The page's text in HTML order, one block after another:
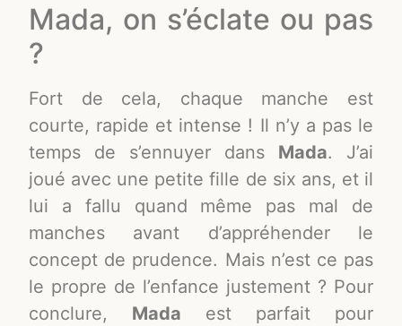
Mada, on s’éclate ou pas
?
Fort de cela, chaque manche est
courte, rapide et intense ! Il n’y a pas le
temps de s’ennuyer dans Mada. J’ai
joué avec une petite fille de six ans, et il
lui a fallu quand même pas mal de
manches avant d’appréhender le
concept de prudence. Mais n’est ce pas
le propre de l’enfance justement ? Pour
conclure, Mada est parfait pour